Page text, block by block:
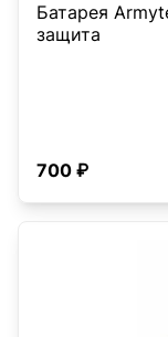
Батарея
защита
700 ₽